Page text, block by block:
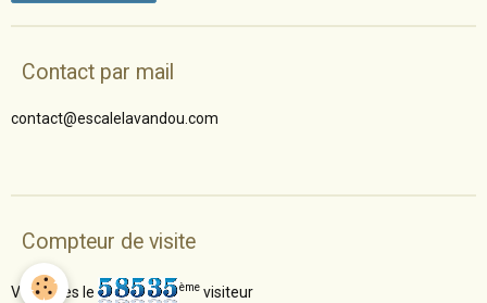
Contact par mail
contact@escalelavandou.com
Compteur de visite
Vous êtes le ème visiteur